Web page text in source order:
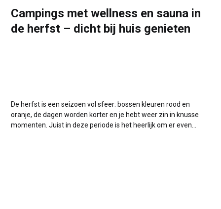
Campings met wellness en sauna in
de herfst – dicht bij huis genieten
De herfst is een seizoen vol sfeer: bossen kleuren rood en
oranje, de dagen worden korter en je hebt weer zin in knusse
momenten. Juist in deze periode is het heerlijk om er even